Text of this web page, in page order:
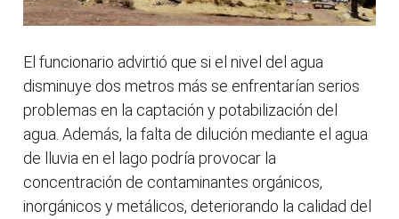
El funcionario advirtió que si el nivel del agua
disminuye dos metros más se enfrentarían serios
problemas en la captación y potabilización del
agua. Además, la falta de dilución mediante el agua
de lluvia en el lago podría provocar la
concentración de contaminantes orgánicos,
inorgánicos y metálicos, deteriorando la calidad del